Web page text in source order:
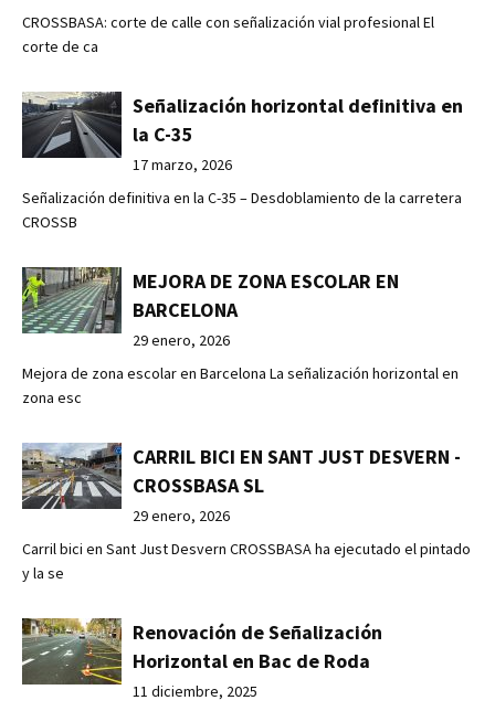
CROSSBASA: corte de calle con señalización vial profesional El
corte de ca
Señalización horizontal definitiva en
la C-35
17 marzo, 2026
Señalización definitiva en la C-35 – Desdoblamiento de la carretera
CROSSB
MEJORA DE ZONA ESCOLAR EN
BARCELONA
29 enero, 2026
Mejora de zona escolar en Barcelona La señalización horizontal en
zona esc
CARRIL BICI EN SANT JUST DESVERN -
CROSSBASA SL
29 enero, 2026
Carril bici en Sant Just Desvern CROSSBASA ha ejecutado el pintado
y la se
Renovación de Señalización
Horizontal en Bac de Roda
11 diciembre, 2025